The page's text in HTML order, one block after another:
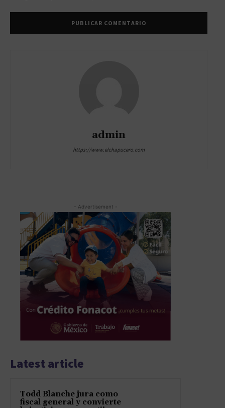
admin
https://www.elchapucero.com
- Advertisement -
Latest article
Todd Blanche jura como
fiscal general y convierte